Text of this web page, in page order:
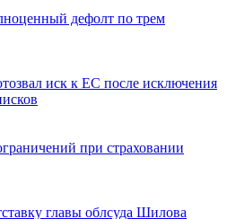
дефолт по трем
иск к ЕС после исключения
при страховании
главы облсуда Шилова